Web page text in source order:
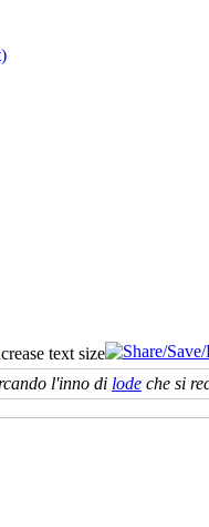
l'inno di lode che si